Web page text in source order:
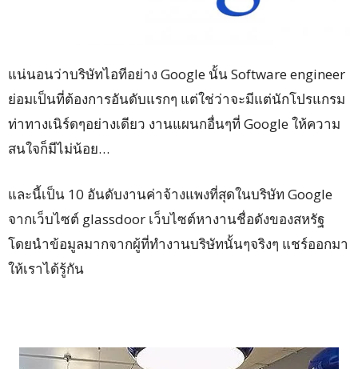
แน่นอนว่าบริษัทไอทีอย่าง Google นั้น Software engineer
ย่อมเป็นที่ต้องการอันดับแรกๆ แต่ใช่ว่าจะมีแต่นักโปรแกรม
ท่าทางเนิร์ดๆอย่างเดียว งานแผนกอื่นๆที่ Google ให้ความ
สนใจก็มีไม่น้อย…
และนี้เป็น 10 อันดับงานค่าจ้างแพงที่สุดในบริษัท Google
จากเว็บไซต์ glassdoor เว็บไซต์หางานชื่อดังของสหรัฐ
โดยนำข้อมูลมากจากผู้ที่ทำงานบริษัทนั้นๆจริงๆ แชร์ออกมา
ให้เราได้รู้กัน